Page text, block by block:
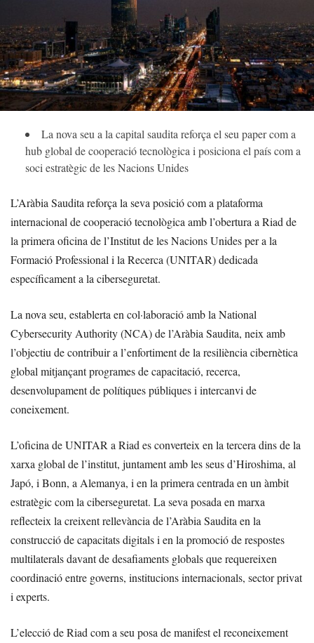
La nova seu a la capital saudita reforça el seu paper com a
hub global de cooperació tecnològica i posiciona el país com a
soci estratègic de les Nacions Unides
L’Aràbia Saudita reforça la seva posició com a plataforma
internacional de cooperació tecnològica amb l’obertura a Riad de
la primera oficina de l’Institut de les Nacions Unides per a la
Formació Professional i la Recerca (UNITAR) dedicada
específicament a la ciberseguretat.
La nova seu, establerta en col·laboració amb la National
Cybersecurity Authority (NCA) de l’Aràbia Saudita, neix amb
l’objectiu de contribuir a l’enfortiment de la resiliència cibernètica
global mitjançant programes de capacitació, recerca,
desenvolupament de polítiques públiques i intercanvi de
coneixement.
L’oficina de UNITAR a Riad es converteix en la tercera dins de la
xarxa global de l’institut, juntament amb les seus d’Hiroshima, al
Japó, i Bonn, a Alemanya, i en la primera centrada en un àmbit
estratègic com la ciberseguretat. La seva posada en marxa
reflecteix la creixent rellevància de l’Aràbia Saudita en la
construcció de capacitats digitals i en la promoció de respostes
multilaterals davant de desafiaments globals que requereixen
coordinació entre governs, institucions internacionals, sector privat
i experts.
L’elecció de Riad com a seu posa de manifest el reconeixement